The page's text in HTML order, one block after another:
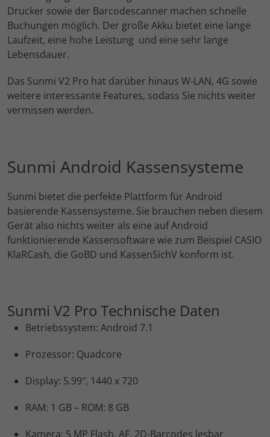
Drucker sowie der Barcodescanner machen schnelle
Buchungen möglich. Der große Akku bietet eine lange
Laufzeit, eine hohe Leistung und eine sehr lange
Lebensdauer.
Das Sunmi V2 Pro hat darüber hinaus W-LAN, 4G sowie
weitere interessante Features, sodass Sie nichts weiter
vermissen werden.
Sunmi Android Kassensysteme
Sunmi bietet die perfekte Plattform für Android
basierende Kassensysteme. Sie brauchen neben diesem
Gerät also nichts weiter als eine auf Android
funktionierende Kassensoftware wie zum Beispiel CASIO
KlaRCash, die GoBD und KassenSichV konform ist.
Sunmi V2 Pro Technische Daten
Betriebssystem: Android 7.1
Prozessor: Quadcore
Display: 5.99″, 1440 x 720
RAM: 1 GB – ROM: 8 GB
Kamera: 5 MP Flash, AF, 2D-Barcodes lesbar